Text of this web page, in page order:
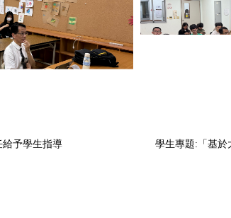
給予學生指導 學生專題:「基於